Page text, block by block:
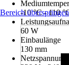
-10 °C - 110
60 W
Einbaulänge
130 mm
Netzspannung
Bereich überspringen